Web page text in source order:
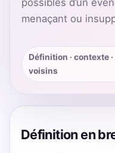
menaçant ou
Définition · contexte
voisins
Définition en